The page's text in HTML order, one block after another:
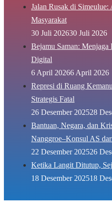
Jalan Rusak di Simeulue:
Masyarakat
30 Juli 202630 Juli 2026
Bejamu Saman:
Digital
6 April 20266 April 2026
Represi di Ruang
Strategis Fatal
26 Desember 202528
Bantuan, Negara, dan
Nanggroe–Konsul AS
22 Desember 202526
Ketika Langit Ditutup,
18 Desember 202518